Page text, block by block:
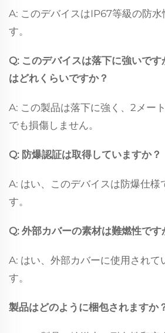
A: このデバイスはIP67等級の防水
す。
Q: このデバイスは落下に強いで
はどれくらいですか？
A: この製品は落下に強く、2メー
でも損傷しません。
Q: 防爆認証は取得していますか？
A: はい、このデバイスは防爆仕様
す。
Q: 外部カバーの素材は難燃性です
A: はい、外部カバーに使用されて
す。
製品はどのように梱包されますか